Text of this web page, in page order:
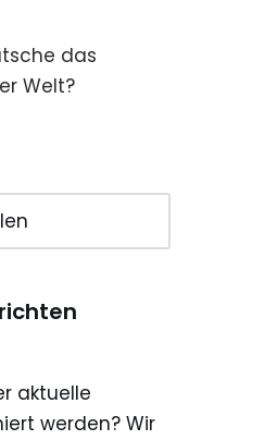
das
Welt?
aktuelle
werden? Wir